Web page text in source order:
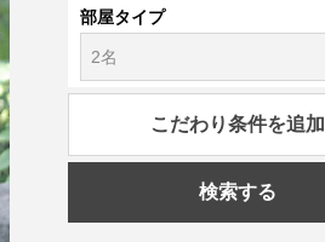
部屋タイプ
こだわり条件を追加
検索する